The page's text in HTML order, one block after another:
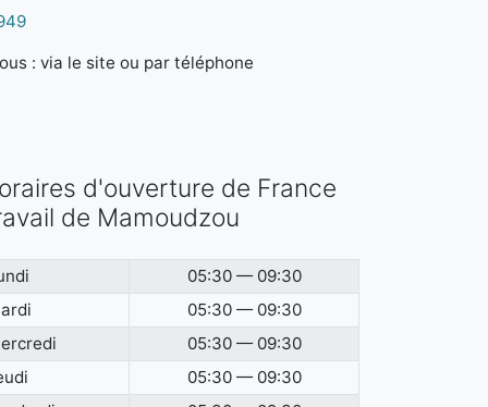
: via le site ou par téléphone
d'ouverture de France
de Mamoudzou
05:30 — 09:30
05:30 — 09:30
05:30 — 09:30
05:30 — 09:30